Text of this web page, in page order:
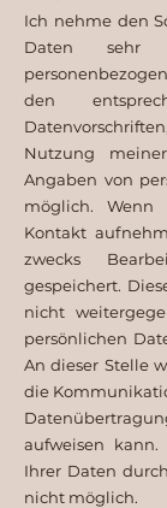
Ich nehme den
Daten sehr
den
Nutzung
Angaben von
möglich.
Kontakt
zwecks
gespeichert.
nicht
persönlichen
An dieser Stelle
die
aufweisen
Ihrer Daten
nicht möglich.